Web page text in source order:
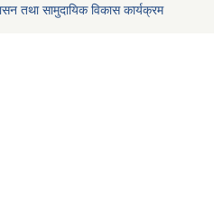
तथा सामुदायिक विकास कार्यक्रम